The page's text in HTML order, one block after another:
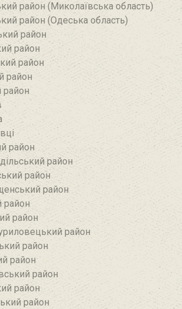
район (Миколаївська область)
район (Одеська область)
район
район
район‎
район
район‎
район‎
район
район
район
район
район
район
район
район‎
район‎
район
район